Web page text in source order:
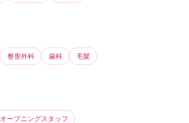
整形外科 歯科 毛髪
オープニングスタッフ